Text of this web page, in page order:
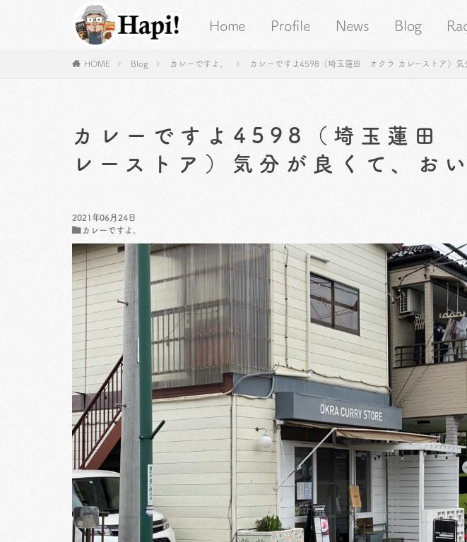
Home Profile News Blog
HOME Blog カレーですよ。 カレーですよ4598（埼玉蓮田 オクラ カレーストア）気
カレーですよ4598（埼玉蓮田
レーストア）気分が良くて、お
2021年06月24日
カレーですよ。